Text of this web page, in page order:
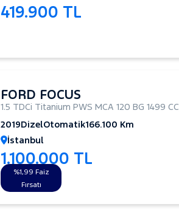
419.900 TL
FORD FOCUS
1.5 TDCi Titanium PWS MCA 120 BG 1499 CC
2019DizelOtomatik166.100 Km
İstanbul
1.100.000 TL
%1,99 Faiz
Fırsatı